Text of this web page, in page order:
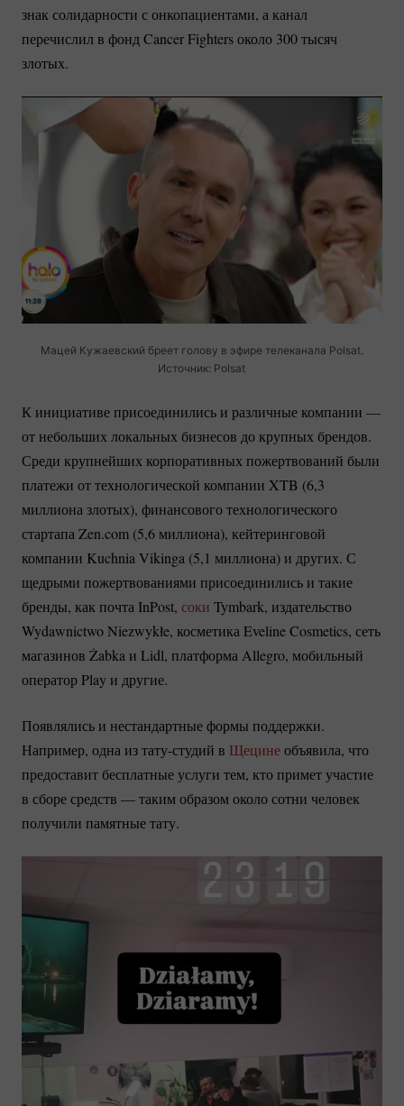
знак солидарности с онкопациентами, а канал
перечислил в фонд Cancer Fighters около 300 тысяч
злотых.
Мацей Кужаевский бреет голову в эфире телеканала Polsat.
Источник: Polsat
К инициативе присоединились и различные компании —
от небольших локальных бизнесов до крупных брендов.
Среди крупнейших корпоративных пожертвований были
платежи от технологической компании XTB (6,3
миллиона злотых), финансового технологического
стартапа Zen.com (5,6 миллиона), кейтеринговой
компании Kuchnia Vikinga (5,1 миллиона) и других. С
щедрыми пожертвованиями присоединились и такие
бренды, как почта InPost, соки Tymbark, издательство
Wydawnictwo Niezwykłe, косметика Eveline Cosmetics, сеть
магазинов Żabka и Lidl, платформа Allegro, мобильный
оператор Play и другие.
Появлялись и нестандартные формы поддержки.
Например, одна изтату-студий в Щецинеобъявила, что
предоставит бесплатные услуги тем, кто примет участие
в сборе средств — таким образом около сотни человек
получили памятные тату.